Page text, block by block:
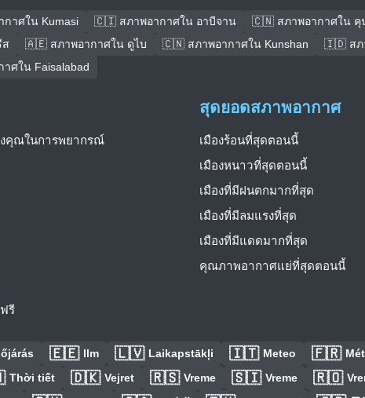
าศใน Kumasi 🇨🇮 สภาพอากาศใน อาบีจาน
🇨🇳 สภาพอากาศใน คุ
🇦🇪 สภาพอากาศใน ดูไบ 🇨🇳 สภาพอากาศใน Kunshan
🇮🇩 สภ
ศใน Faisalabad
คุณในการพยากรณ์
รี
สุดยอดสภาพอากาศ
เมืองร้อนที่สุดตอนนี้
เมืองหนาวที่สุดตอนนี้
เมืองที่มีฝนตกมากที่สุด
เมืองที่มีลมแรงที่สุด
เมืองที่มีแดดมากที่สุด
คุณภาพอากาศแย่ที่สุดตอนนี้
🇪🇪 Ilm 🇱🇻 Laikapstākļi 🇮🇹 Meteo 🇫🇷
Thời tiết 🇩🇰 Vejret 🇷🇸 Vreme 🇸🇮 Vreme 🇷🇴